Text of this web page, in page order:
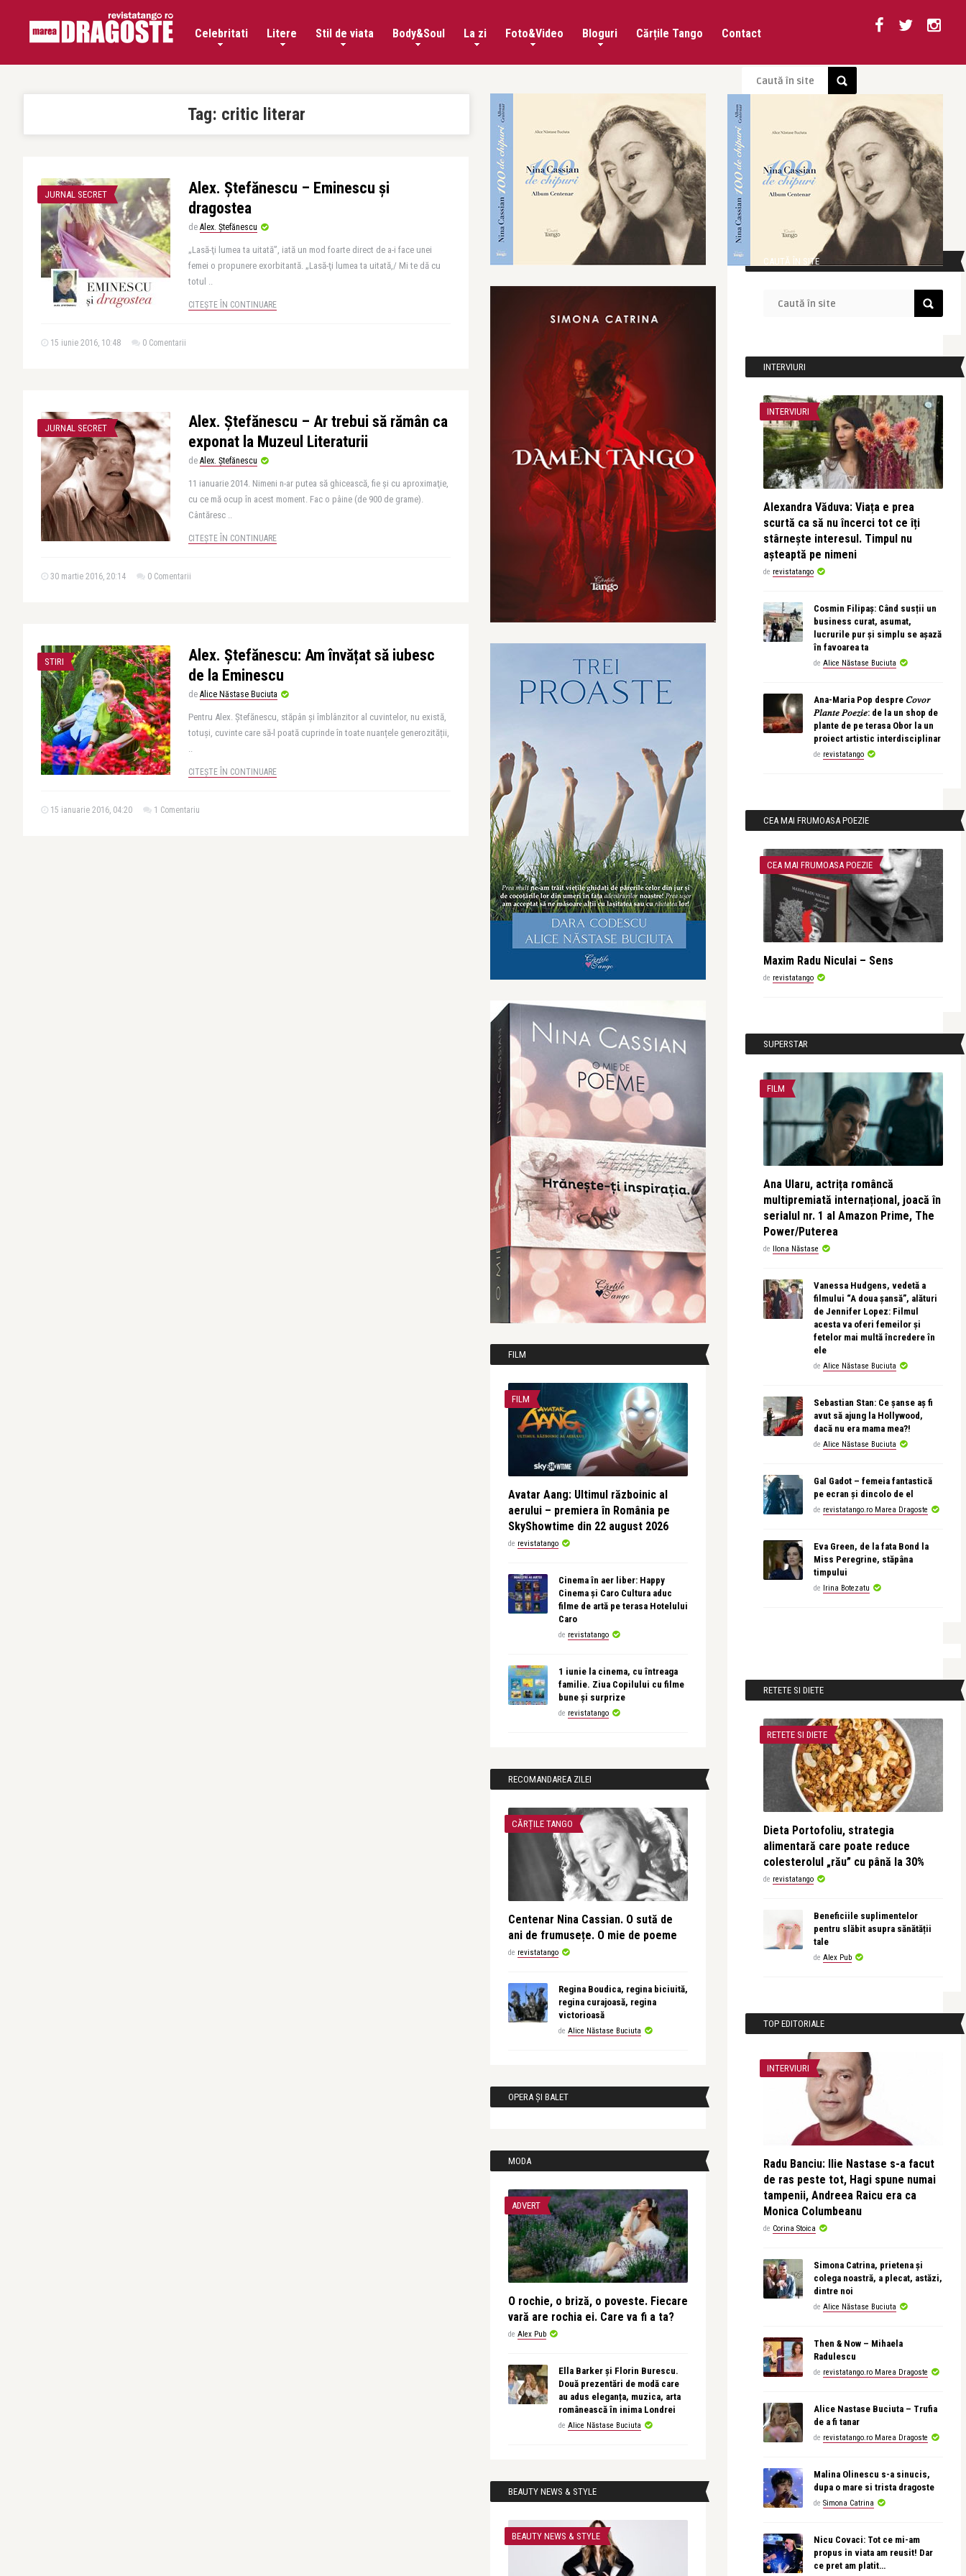
Celebritati Litere Stil de viata Body&Soul La zi Foto&Video Bloguri Cărțile Tango Contact
Tag: critic literar
JURNAL SECRET
Alex. Ștefănescu – Eminescu și
dragostea
de Alex. Ștefănescu
„Lasă-ţi lumea ta uitată”, iată un mod foarte direct de a-i face unei
femei o propunere exorbitantă. „Lasă-ţi lumea ta uitată,/ Mi te dă cu
totul ..
CITEȘTE ÎN CONTINUARE
15 iunie 2016, 10:48 0 Comentarii
JURNAL SECRET
Alex. Ștefănescu – Ar trebui să rămân ca
exponat la Muzeul Literaturii
de Alex. Ștefănescu
11 ianuarie 2014. Nimeni n-ar putea să ghicească, fie şi cu aproximaţie,
cu ce mă ocup în acest moment. Fac o pâine (de 900 de grame).
Cântăresc ..
CITEȘTE ÎN CONTINUARE
30 martie 2016, 20:14 0 Comentarii
STIRI
Alex. Ștefănescu: Am învățat să iubesc
de la Eminescu
de Alice Năstase Buciuta
Pentru Alex. Ștefănescu, stăpân și îmblânzitor al cuvintelor, nu există,
totuși, cuvinte care să-l poată cuprinde în toate nuanțele generozității,
..
CITEȘTE ÎN CONTINUARE
15 ianuarie 2016, 04:20 1 Comentariu
FILM
FILM
Avatar Aang: Ultimul războinic al
aerului – premiera în România pe
SkyShowtime din 22 august 2026
de revistatango
Cinema în aer liber: Happy
Cinema și Caro Cultura aduc
filme de artă pe terasa Hotelului
Caro
de revistatango
1 iunie la cinema, cu întreaga
familie. Ziua Copilului cu filme
bune și surprize
de revistatango
RECOMANDAREA ZILEI
CĂRȚILE TANGO
Centenar Nina Cassian. O sută de
ani de frumusețe. O mie de poeme
de revistatango
Regina Boudica, regina biciuită,
regina curajoasă, regina
victorioasă
de Alice Năstase Buciuta
OPERA ȘI BALET
MODA
ADVERT
O rochie, o briză, o poveste. Fiecare
vară are rochia ei. Care va fi a ta?
de Alex Pub
Ella Barker și Florin Burescu.
Două prezentări de modă care
au adus eleganța, muzica, arta
românească în inima Londrei
de Alice Năstase Buciuta
BEAUTY NEWS & STYLE
BEAUTY NEWS & STYLE
CAUTĂ ÎN SITE
INTERVIURI
INTERVIURI
Alexandra Văduva: Viața e prea
scurtă ca să nu încerci tot ce îți
stârnește interesul. Timpul nu
așteaptă pe nimeni
de revistatango
Cosmin Filipaș: Când susții un
business curat, asumat,
lucrurile pur și simplu se așază
în favoarea ta
de Alice Năstase Buciuta
Ana-Maria Pop despre 𝐶𝑜𝑣𝑜𝑟
𝑃𝑙𝑎𝑛𝑡𝑒 𝑃𝑜𝑒𝑧𝑖𝑒: de la un shop de
plante de pe terasa Obor la un
proiect artistic interdisciplinar
de revistatango
CEA MAI FRUMOASA POEZIE
CEA MAI FRUMOASA POEZIE
Maxim Radu Niculai – Sens
de revistatango
SUPERSTAR
FILM
Ana Ularu, actrița româncă
multipremiată internațional, joacă în
serialul nr. 1 al Amazon Prime, The
Power/Puterea
de Ilona Năstase
Vanessa Hudgens, vedetă a
filmului “A doua șansă”, alături
de Jennifer Lopez: Filmul
acesta va oferi femeilor și
fetelor mai multă încredere în
ele
de Alice Năstase Buciuta
Sebastian Stan: Ce șanse aș fi
avut să ajung la Hollywood,
dacă nu era mama mea?!
de Alice Năstase Buciuta
Gal Gadot – femeia fantastică
pe ecran și dincolo de el
de revistatango.ro Marea Dragoste
Eva Green, de la fata Bond la
Miss Peregrine, stăpâna
timpului
de Irina Botezatu
RETETE SI DIETE
RETETE SI DIETE
Dieta Portofoliu, strategia
alimentară care poate reduce
colesterolul „rău” cu până la 30%
de revistatango
Beneficiile suplimentelor
pentru slăbit asupra sănătății
tale
de Alex Pub
TOP EDITORIALE
INTERVIURI
Radu Banciu: Ilie Nastase s-a facut
de ras peste tot, Hagi spune numai
tampenii, Andreea Raicu era ca
Monica Columbeanu
de Corina Stoica
Simona Catrina, prietena și
colega noastră, a plecat, astăzi,
dintre noi
de Alice Năstase Buciuta
Then & Now – Mihaela
Radulescu
de revistatango.ro Marea Dragoste
Alice Nastase Buciuta – Trufia
de a fi tanar
de revistatango.ro Marea Dragoste
Malina Olinescu s-a sinucis,
dupa o mare si trista dragoste
de Simona Catrina
Nicu Covaci: Tot ce mi-am
propus in viata am reusit! Dar
ce pret am platit…